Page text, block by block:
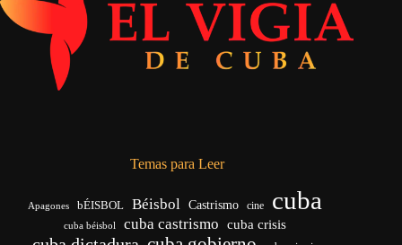
Temas para Leer
Apagones bÉISBOL Béisbol Castrismo cine cuba
cuba béisbol cuba castrismo cuba crisis